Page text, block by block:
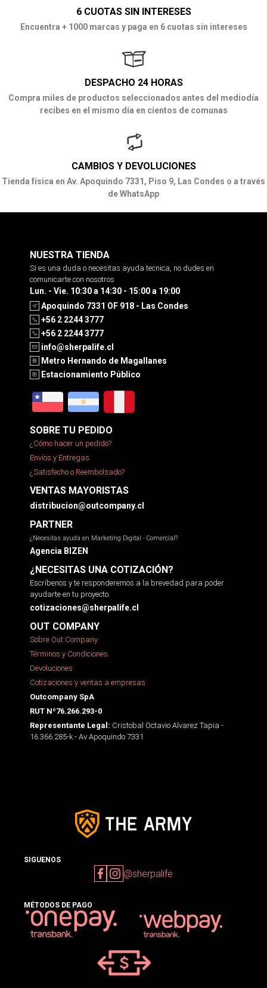
6 CUOTAS SIN INTERESES
Encuentra + 1000 marcas y paga en 6 cuotas sin intereses
DESPACHO 24 HORAS
Compra miles de productos seleccionados antes del mediodía
recibes en el mismo día en cientos de comunas
CAMBIOS Y DEVOLUCIONES
Tienda física en Av. Apoquindo 7331, Piso 9, Las Condes o a través
de WhatsApp
NUESTRA TIENDA
Si es una duda o necesitas ayuda tecnica, no dudes en
comunicarte con nosotros
Lun. - Vie. 10:30 a 14:30 - 15:00 a 19:00
Apoquindo 7331 OF 918 - Las Condes
+56 2 2244 3777
+56 2 2244 3777
info@sherpalife.cl
Metro Hernando de Magallanes
Estacionamiento Público
SOBRE TU PEDIDO
¿Cómo hacer un pedido?
Envíos y Entregas
¿Satisfecho o Reembolsado?
VENTAS MAYORISTAS
distribucion@outcompany.cl
PARTNER
¿Necesitas ayuda en Marketing Digital - Comercial?
Agencia BIZEN
¿NECESITAS UNA COTIZACIÓN?
Escríbenos y te responderemos a la brevedad para poder
ayudarte en tu proyecto.
cotizaciones@sherpalife.cl
OUT COMPANY
Sobre Out Company
Términos y Condiciones
Devoluciones
Cotizaciones y ventas a empresas
Outcompany SpA
RUT Nº76.266.293-0
Representante Legal: Cristobal Octavio Alvarez Tapia -
16.366.285-k - Av Apoquindo 7331
SIGUENOS
@sherpalife
MÉTODOS DE PAGO